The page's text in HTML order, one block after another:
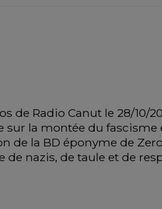
de Radio Canut le 28/10/
la montée du fascisme
de la BD éponyme de
nazis, de taule et de